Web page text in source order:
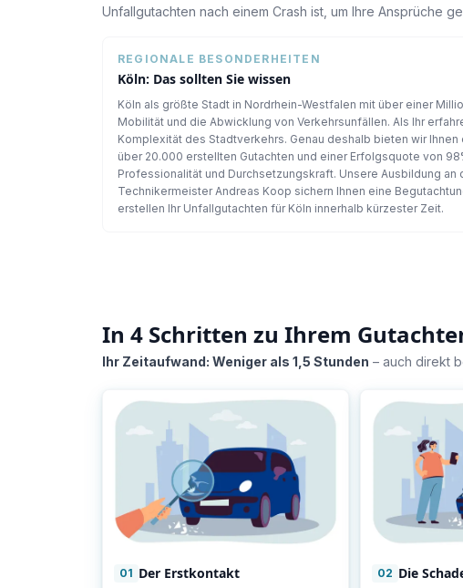
Unfallgutachten nach einem Crash ist, um Ihre Ansprüche
REGIONALE BESONDERHEITEN
Köln: Das sollten Sie wissen
Köln als größte Stadt in Nordrhein-Westfalen mit über einer
Mobilität und die Abwicklung von Verkehrsunfällen. Als Ihr
Komplexität des Stadtverkehrs. Genau deshalb bieten wir
über 20.000 erstellten Gutachten und einer Erfolgsquote von
Professionalität und Durchsetzungskraft. Unsere Ausbildung an
Technikermeister Andreas Koop sichern Ihnen eine
erstellen Ihr Unfallgutachten für Köln innerhalb kürzester Zeit.
In 4 Schritten zu Ihrem
Ihr Zeitaufwand: Weniger als 1,5 Stunden – auch direkt
01 Der Erstkontakt 02 Die